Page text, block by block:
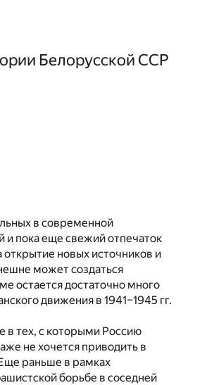
Белорусской ССР
в современной
и пока еще свежий отпечаток
открытие новых источников и
может создаться
остается достаточно много
движения в 1941–1945 гг.
в тех, с которыми Россию
не хочется приводить в
раньше в рамках
борьбе в соседней